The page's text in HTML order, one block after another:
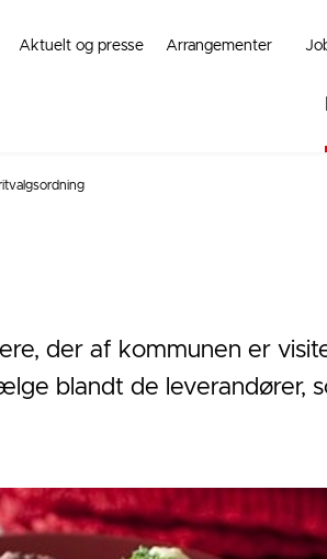
Aktuelt og presse Arrangementer
der af kommunen er
blandt de leverandører,